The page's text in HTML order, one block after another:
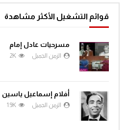
قوائم التشغيل الأكثر مشاهدة
مسرحيات عادل إمام
الزمن الجميل 2K
أفلام إسماعيل ياسين
الزمن الجميل 1.9K